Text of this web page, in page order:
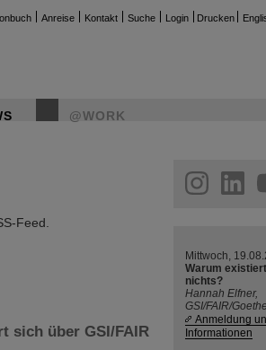
Anreise Kontakt Suche Login Drucken
@WORK
Feed.
sich über GSI/FAIR
helmholtz.social
facebook
Mittwoch,
Warum
nichts?
Hannah Elfner,
GSI/FAIR/
Anmeldung
Informationen